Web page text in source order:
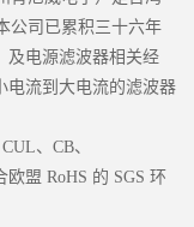
公司已累积三十六年
及电源滤波器相关经
电流到大电流的滤波器
、CB、
盟 RoHS 的 SGS 环